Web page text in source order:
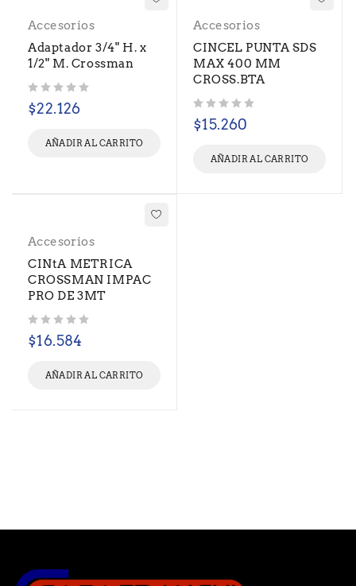
Accesorios
Adaptador 3/4" H. x
1/2" M. Crossman
$22.126
AÑADIR AL CARRITO
Accesorios
CINCEL PUNTA SDS
MAX 400 MM
CROSS.BTA
$15.260
AÑADIR AL CARRITO
Accesorios
CINtA METRICA
CROSSMAN IMPAC
PRO DE 3MT
$16.584
AÑADIR AL CARRITO